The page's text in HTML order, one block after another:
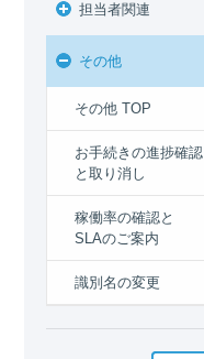
担当者関連
その他
その他 TOP
お手続きの進捗確認
と取り消し
稼働率の確認と
SLAのご案内
識別名の変更